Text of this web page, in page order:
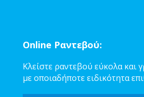
Online Ραντεβού:
Κλείστε ραντεβού εύκολα και
με οποιαδήποτε ειδικότητα